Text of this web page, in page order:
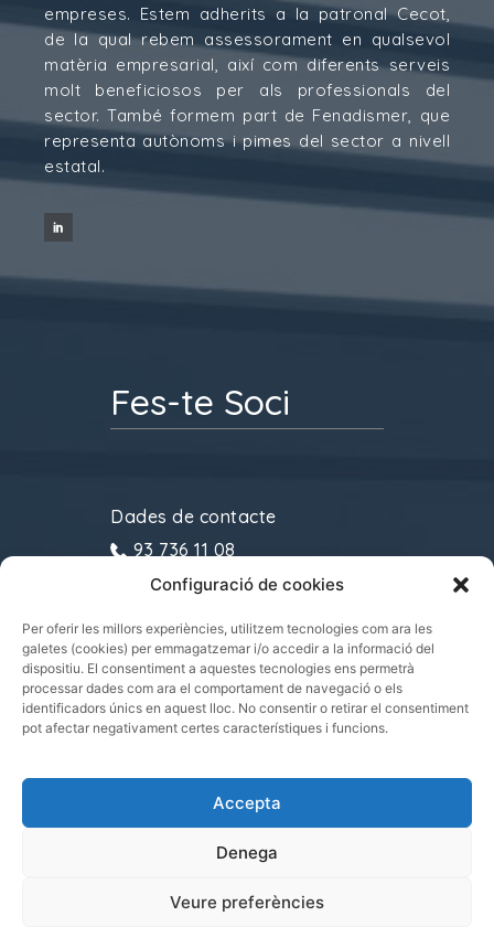
Configuració de cookies
Per oferir les millors experiències, utilitzem tecnologies com ara les
galetes (cookies) per emmagatzemar i/o accedir a la informació del
dispositiu. El consentiment a aquestes tecnologies ens permetrà
processar dades com ara el comportament de navegació o els
identificadors únics en aquest lloc. No consentir o retirar el consentiment
pot afectar negativament certes característiques i funcions.
Accepta
Denega
Veure preferències
empreses. Estem adherits a la patronal Cecot,
de la qual rebem assessorament en qualsevol
matèria empresarial, així com diferents serveis
molt beneficiosos per als professionals del
sector. També formem part de Fenadismer, que
representa autònoms i pimes del sector a nivell
estatal.
Fes-te Soci
Dades de contacte
93 736 11 08
gremitransports@cecot.org
C/ Sant Pau, 6. 08221
Terrassa
Gremi de Transports i Logística de Catalunya
2021.
Tots els drets reservats
POLÍTICA DE PRIVADESA|POLÍTICA DE COOKIES